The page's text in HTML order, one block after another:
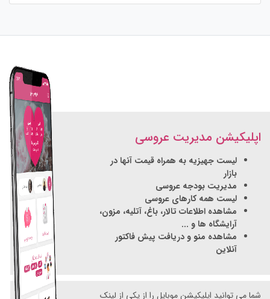
اپلیکیشن مدیریت عروسی
لیست جهیزیه به همراه قیمت آنها در
بازار
مدیریت بودجه عروسی
لیست همه کارهای عروسی
مشاهده اطلاعات تالار، باغ، آتلیه، مزون،
آرایشگاه ها و ...
مشاهده منو و دریافت پیش فاکتور
آنلاین
شما می توانید اپلیکیشن موبایل را از یکی از لینک